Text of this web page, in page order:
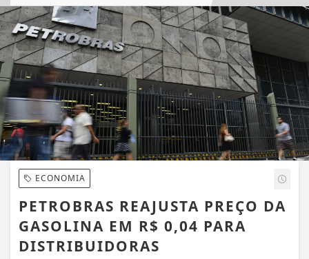
EM ALTA
ECONOMIA
PETROBRAS REAJUSTA PREÇO DA
GASOLINA EM R$ 0,04 PARA
DISTRIBUIDORAS